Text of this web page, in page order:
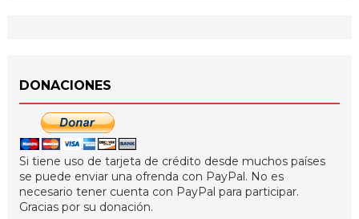
DONACIONES
Si tiene uso de tarjeta de crédito desde muchos países
se puede enviar una ofrenda con PayPal. No es
necesario tener cuenta con PayPal para participar.
Gracias por su donación.